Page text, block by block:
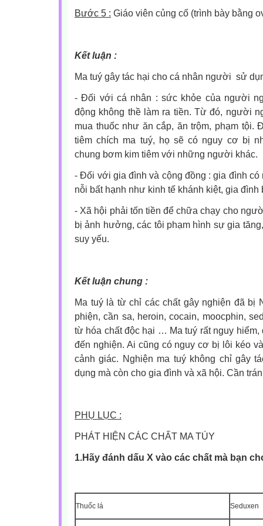
Bước 5 : Giáo viên củng cố (trình bày bằng
Kết luận :
Ma tuý gây tác hại cho cá nhân người sử
- Đối với cá nhân : sức khỏe của người
động không thề làm ra tiền. Từ đó, người
mua thuốc như ăn cắp, ăn trộm, phạm
tiêm chích ma tuý, họ sẽ có nguy cơ bị
chung bơm kim tiêm với những người khác.
- Đối với gia đình và cộng đồng : gia đình
nỗi bất hạnh như kinh tế khánh kiệt, gia
- Xã hội phải tốn tiền để chữa chạy cho
bị ảnh hưởng, các tôi phạm hình sự gia
suy yếu.
Kết luận chung :
Ma tuý là từ chỉ các chất gây nghiện đã bị
phiện, cần sa, heroin, cocain, moocphin,
từ hóa chất độc hại … Ma tuý rất nguy hiểm,
đến nghiện. Ai cũng có nguy cơ bị lôi kéo
cảnh giác. Nghiện ma tuý không chỉ gây
dụng mà còn cho gia đình và xã hội. Cần
PHỤ LỤC :
PHÁT HIỆN CÁC CHẤT MA TÚY
1.Hãy đánh dấu X vào các chất mà bạn
Thuốc lá Seduxen